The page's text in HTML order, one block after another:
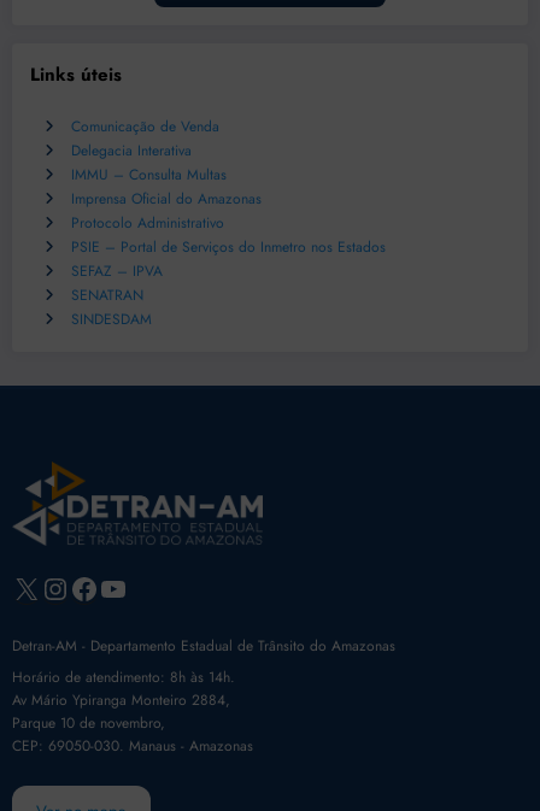
Links úteis
Comunicação de Venda
Delegacia Interativa
IMMU – Consulta Multas
Imprensa Oficial do Amazonas
Protocolo Administrativo
PSIE – Portal de Serviços do Inmetro nos Estados
SEFAZ – IPVA
SENATRAN
SINDESDAM
X Instagram
Facebook
Youtube
Detran-AM - Departamento Estadual de Trânsito do Amazonas
Horário de atendimento: 8h às 14h.
Av Mário Ypiranga Monteiro 2884,
Parque 10 de novembro,
CEP: 69050-030. Manaus - Amazonas